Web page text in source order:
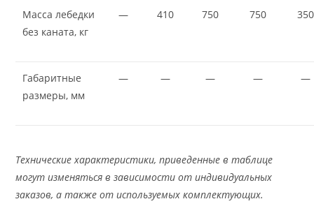
Масса лебедки
без каната, кг
— 410 750 750 350
Габаритные
размеры, мм
— — — — —
Технические характеристики, приведенные в таблице
могут изменяться в зависимости от индивидуальных
заказов, а также от используемых комплектующих.